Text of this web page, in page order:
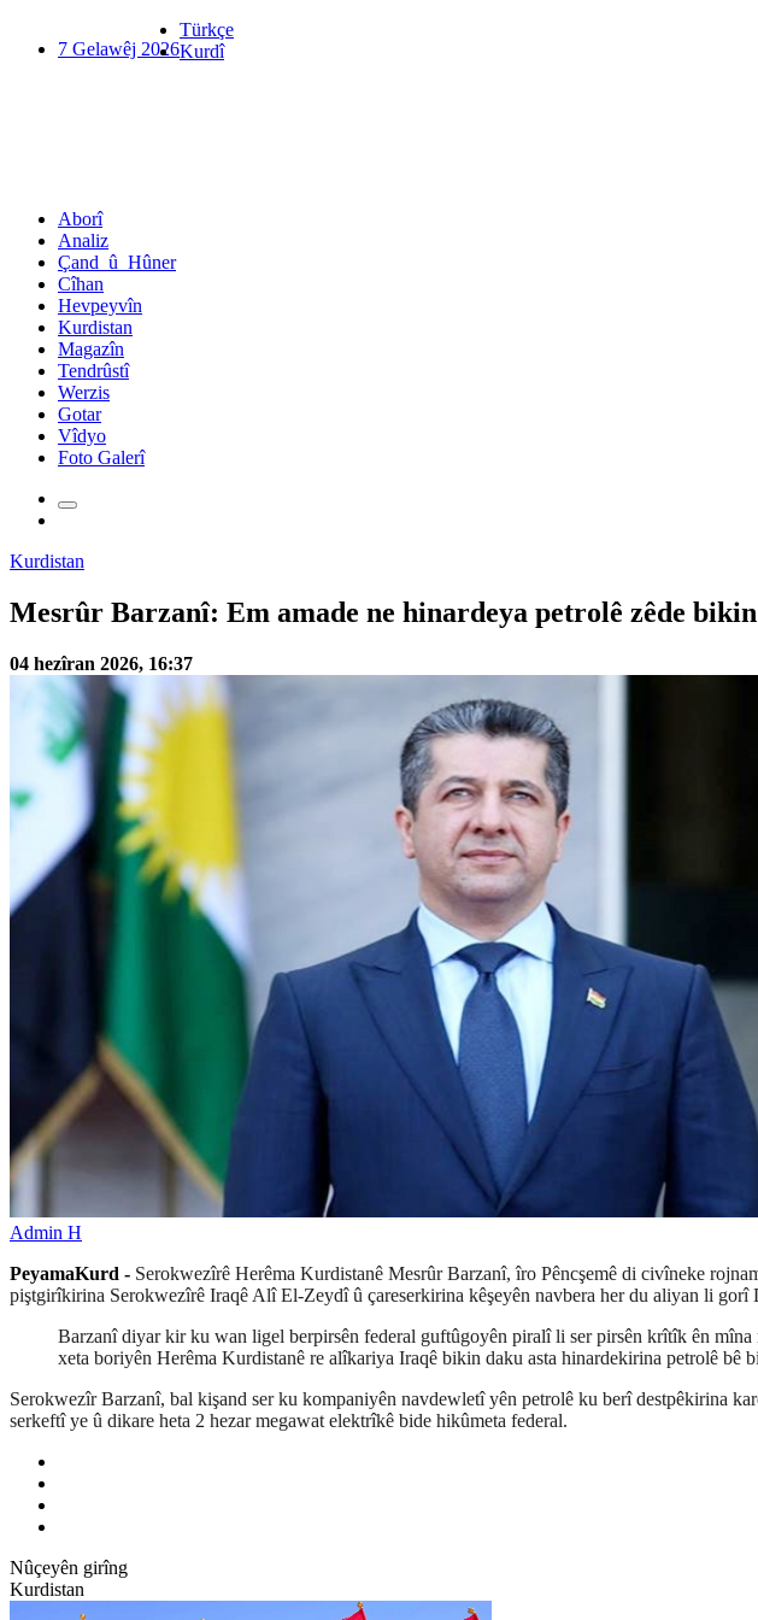
7 Gelawêj 2026
Türkçe
Kurdî
Aborî
Analiz
Çand_û_Hûner
Cîhan
Hevpeyvîn
Kurdistan
Magazîn
Tendrûstî
Werzis
Gotar
Vîdyo
Foto Galerî
Kurdistan
Mesrûr Barzanî: Em amade ne hinardeya petrolê zêde
04 hezîran 2026, 16:37
Admin H
PeyamaKurd - Serokwezîrê Herêma Kurdistanê Mesrûr Barzanî, îro Pêncşemê di civîneke
piştgirîkirina Serokwezîrê Iraqê Alî El-Zeydî û çareserkirina kêşeyên navbera her du aliyan li gorî
Barzanî diyar kir ku wan ligel berpirsên federal guftûgoyên piralî li ser pirsên krîtîk ên
xeta boriyên Herêma Kurdistanê re alîkariya Iraqê bikin daku asta hinardekirina petrolê bê
Serokwezîr Barzanî, bal kişand ser ku kompaniyên navdewletî yên petrolê ku berî destpêkirina
serkeftî ye û dikare heta 2 hezar megawat elektrîkê bide hikûmeta federal.
Nûçeyên girîng
Kurdistan